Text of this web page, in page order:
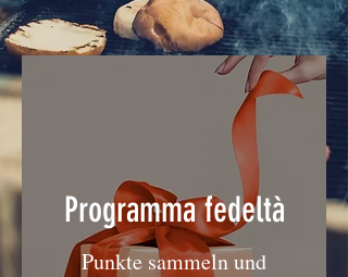
Programma fedeltà
Punkte sammeln und